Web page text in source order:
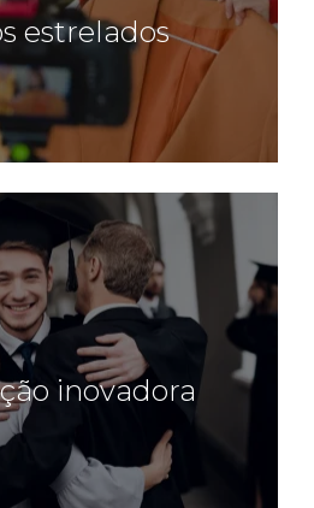
estrelados
inovadora